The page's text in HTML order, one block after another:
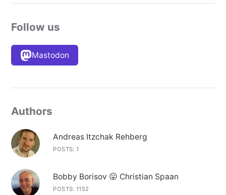
Follow us
Mastodon
Authors
Andreas Itzchak Rehberg
POSTS: 1
Bobby Borisov 😛 Christian Spaan
POSTS: 1152